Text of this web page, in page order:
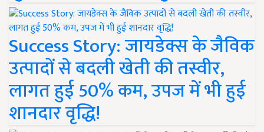
Success Story: जायडेक्स के जैविक
उत्पादों से बदली खेती की तस्वीर,
लागत हुई 50% कम, उपज में भी हुई
शानदार वृद्धि!